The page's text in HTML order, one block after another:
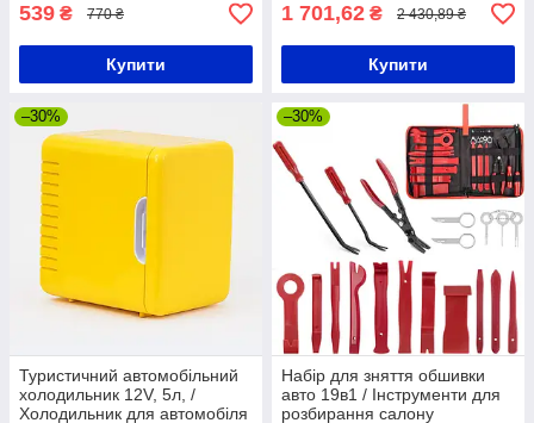
539 ₴ 770 ₴
Купити
1 701,62 ₴ 2 430,89 ₴
Купити
–30%
Туристичний автомобільний
холодильник 12V, 5л, /
Холодильник для автомобіля
–30%
Набір для зняття обшивки
авто 19в1 / Інструменти для
розбирання салону